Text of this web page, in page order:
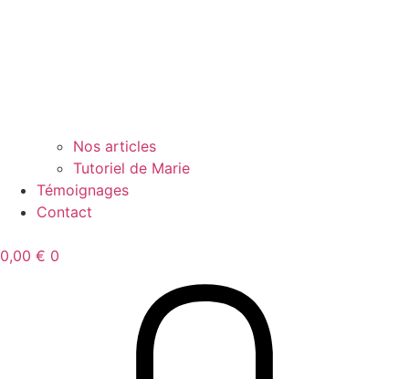
Nos articles
Tutoriel de Marie
Témoignages
Contact
0,00 € 0